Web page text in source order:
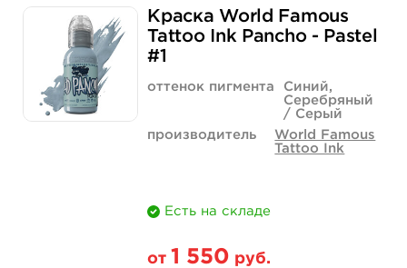
Количество
299 руб. 499 руб.
Краска World Famous
Tattoo Ink Pancho - Pastel
#1
оттенок пигмента
Синий,
Серебряный
/ Серый
производитель
World Famous
Tattoo Ink
Есть на складе
от 1 550 руб.